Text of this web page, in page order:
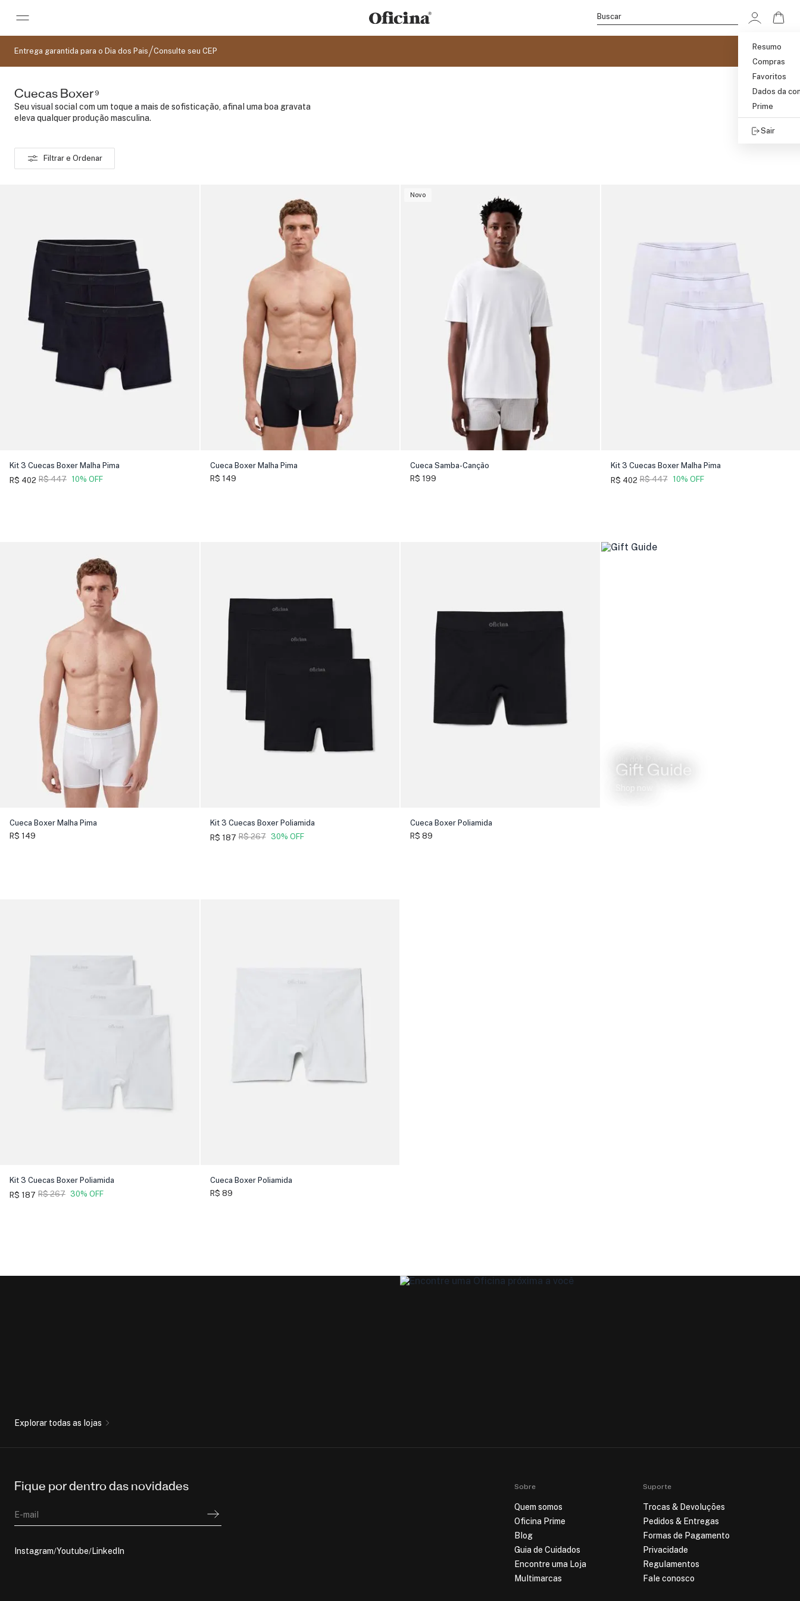
Buscar
Resumo
Compras
Favoritos
Dados da
Prime
Sair
Ir
Entrega garantida para o Dia dos Pais Consulte seu CEP
Cuecas Boxer 9
Seu visual social com um toque a mais de sofisticação, afinal uma boa gravata
eleva qualquer produção masculina.
Filtrar e Ordenar
Kit 3 Cuecas Boxer Malha Pima
R$ 402
10% OFF
R$ 447
Cueca Boxer Malha Pima
R$ 149
Novo
Cueca Samba-Canção
R$ 199
Kit 3 Cuecas Boxer Malha Pima
R$ 402
10% OFF
R$ 447
Cueca Boxer Malha Pima
R$ 149
Kit 3 Cuecas Boxer Poliamida
R$ 187
30% OFF
R$ 267
Cueca Boxer Poliamida
R$ 89
Gift Guide
Kit 3 Cuecas Boxer Poliamida
R$ 187
30% OFF
R$ 267
Cueca Boxer Poliamida
R$ 89
Explorar todas as lojas
Fique por dentro das novidades
E-mail
Instagram Youtube LinkedIn
Sobre
Quem somos
Oficina Prime
Blog
Guia de Cuidados
Encontre uma Loja
Multimarcas
Suporte
Trocas & Devoluções
Pedidos & Entregas
Formas de Pagamento
Privacidade
Regulamentos
Fale conosco